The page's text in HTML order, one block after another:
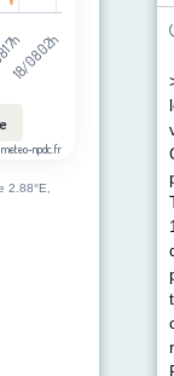
18/08 02h
meteo-npdc.fr
2.88°E,